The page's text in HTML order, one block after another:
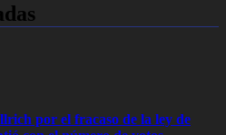
por el fracaso de la ley de